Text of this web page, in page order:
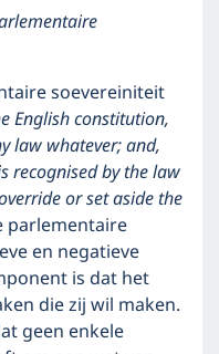
soevereiniteit
English constitution,
law whatever; and,
recognised by the law
or set aside the
parlementaire
en negatieve
is dat het
die zij wil maken.
geen enkele